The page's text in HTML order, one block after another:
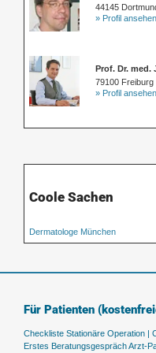
44145
» Profil ansehen
Prof. Dr. med.
79100 Freiburg
» Profil ansehen
Coole Sachen
Dermatologe München
Für Patienten
Checkliste Stationäre Operation |
Erstes Beratungsgespräch Arzt-